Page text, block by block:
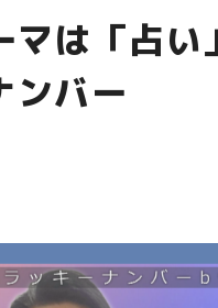
は「占い
ンバー